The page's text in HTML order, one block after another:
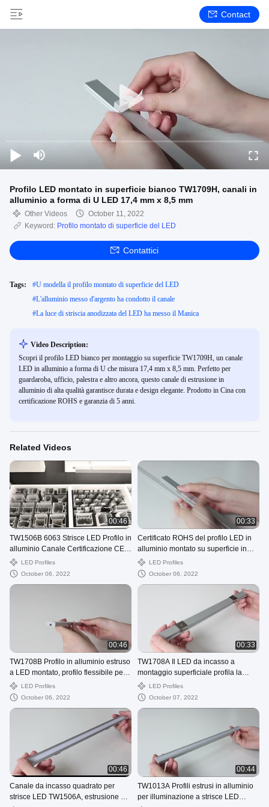
Contact
Profilo LED montato in superficie bianco TW1709H, canali in
alluminio a forma di U LED 17,4 mm x 8,5 mm
Other Videos
October 11, 2022
Keyword: Profilo montato di superficie del LED
Contattici
Tags: #U modella il profilo montato di superficie del LED
#L'alluminio messo d'argento ha condotto il canale
#La luce di striscia anodizzata del LED ha messo il Manica
Video Description:
Scopri il profilo LED bianco per montaggio su superficie TW1709H, un canale
LED in alluminio a forma di U che misura 17,4 mm x 8,5 mm. Perfetto per
guardaroba, ufficio, palestra e altro ancora, questo canale di estrusione in
alluminio di alta qualità garantisce durata e design elegante. Prodotto in Cina con
certificazione ROHS e garanzia di 5 anni.
Related Videos
00:46
TW1506B 6063 Strisce LED Profilo in
alluminio Canale Certificazione CE
ROHSLED Profiles
October 06, 2022
00:33
Certificato ROHS del profilo LED in
alluminio montato su superficie in
lega TW1714B 6063
LED Profiles
October 06, 2022
00:46
TW1708B Profilo in alluminio estruso
a LED montato, profilo flessibile per
scale con LED OEM
LED Profiles
October 06, 2022
00:33
TW1708A Il LED da incasso a
montaggio superficiale profila la
larghezza di 17 mm e l'altezza di 7,8
mm per la luce dell'armadio
LED Profiles
October 07, 2022
00:46
Canale da incasso quadrato per
strisce LED TW1506A, estrusione da
00:44
TW1013A Profili estrusi in alluminio
per illuminazione a strisce LED